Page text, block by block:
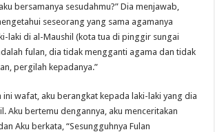
bersamanya sesudahmu?” Dia menjawab,
seseorang yang sama agamanya
laki di al-Maushil (kota tua di pinggir sungai
fulan, dia tidak mengganti agama dan tidak
pergilah kepadanya.”
ini wafat, aku berangkat kepada laki-laki yang dia
Aku bertemu dengannya, aku menceritakan
Aku berkata, “Sesungguhnya Fulan